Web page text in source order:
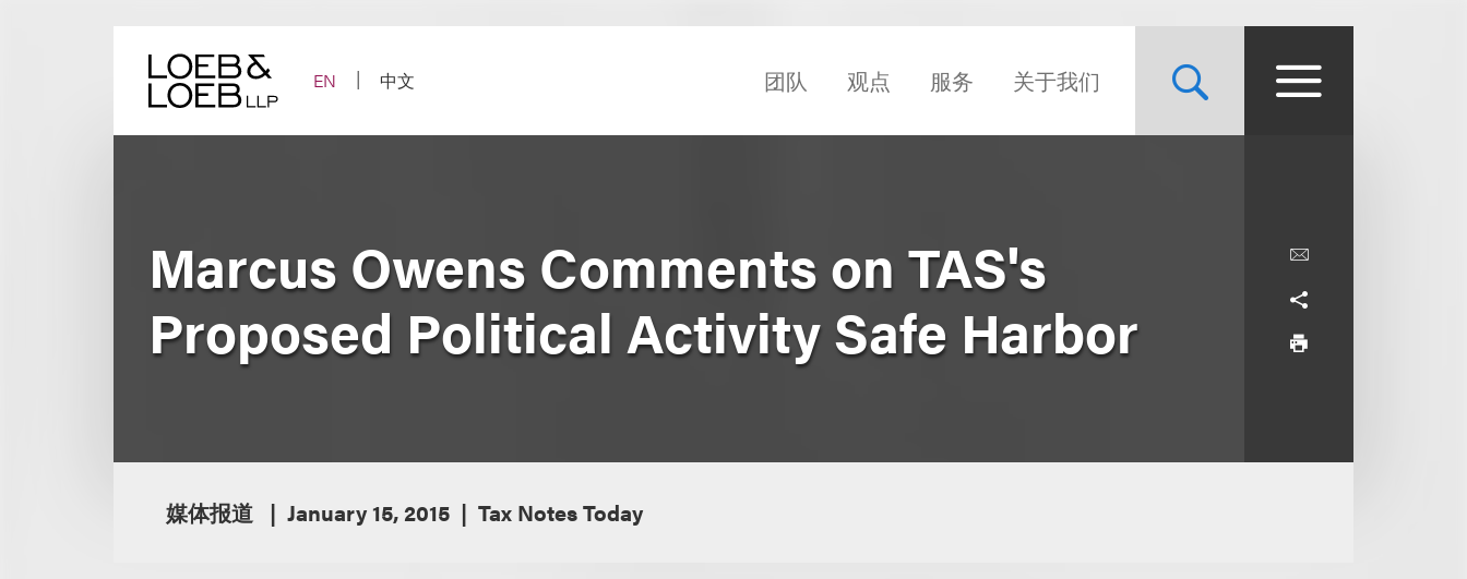
EN
中文 团队 观点 服务 关于我们
Marcus Owens Comments on TAS's
Proposed Political Activity Safe Harbor
媒体报道 January 15, 2015 Tax Notes Today